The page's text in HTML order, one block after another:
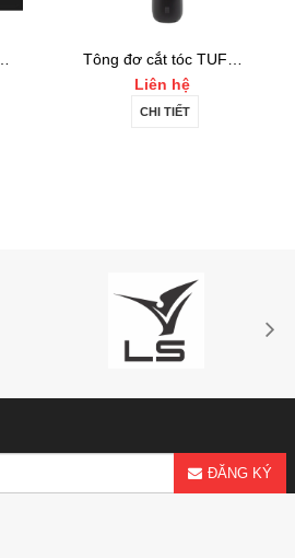
Liên hệ
CHI TIẾT
ĐĂNG KÝ